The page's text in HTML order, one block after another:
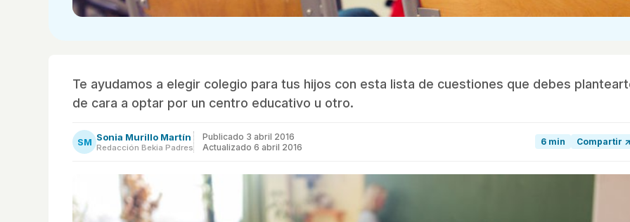
Te ayudamos a elegir colegio para tus hijos con esta lista de cuestiones que debes
de cara a optar por un centro educativo u otro.
SM Sonia Murillo Martín
Redacción Bekia Padres
Publicado 3 abril 2016
Actualizado 6 abril 2016
6 min Compartir ↗